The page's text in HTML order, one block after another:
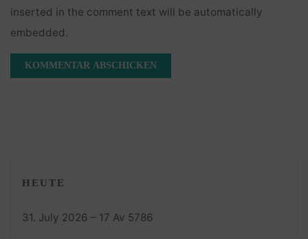
inserted in the comment text will be automatically
embedded.
HEUTE
31. July 2026 – 17 Av 5786